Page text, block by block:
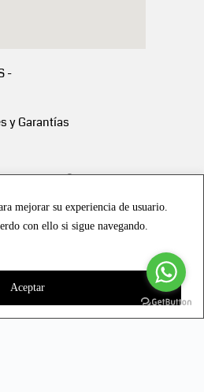
mejorar su experiencia de usuario.
con ello si sigue navegando.
Aceptar
-
y Garantías
y paga en 3 cuotas
- Vialmotor